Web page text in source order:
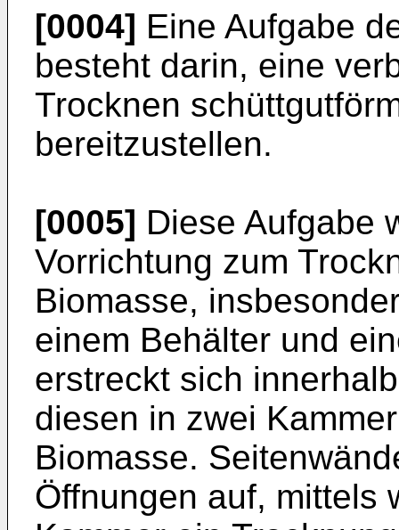
[0004] Eine Aufgabe
besteht darin, eine
Trocknen
bereitzustellen.
[0005] Diese Aufgabe
Vorrichtung zum
Biomasse,
einem Behälter und
erstreckt sich
diesen in zwei
Biomasse.
Öffnungen auf, mittels